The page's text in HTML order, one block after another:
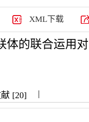
高级查询
下载排名
XML下载
体的联合运用
[20] |||